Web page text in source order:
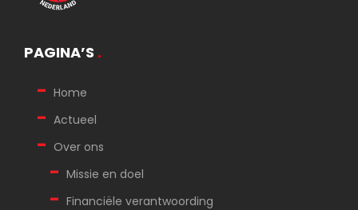
PAGINA’S .
Home
Actueel
Over ons
Missie en doel
Financiële verantwoording